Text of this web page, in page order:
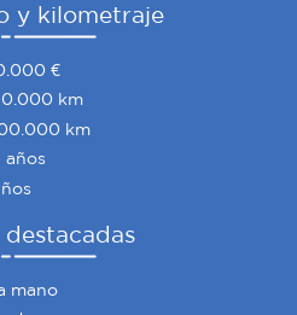
y kilometraje
€
km
km
años
destacadas
mano